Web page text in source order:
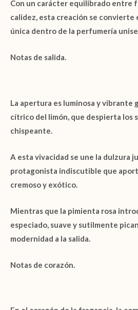
Con un carácter equilibrado entre
calidez, esta creación se convierte
única dentro de la perfumería
Notas de salida.
La apertura es luminosa y vibrante
cítrico del limón, que despierta los
chispeante.
A esta vivacidad se une la dulzura
protagonista indiscutible que
cremoso y exótico.
Mientras que la pimienta rosa
especiado, suave y sutilmente
modernidad a la salida.
Notas de corazón.